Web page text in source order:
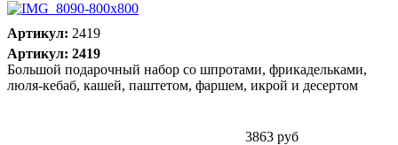
Артикул: 2419
Артикул: 2419
Большой подарочный набор со шпротами, фрикадельками,
люля-кебаб, кашей, паштетом, фаршем, икрой и десертом
3863 руб